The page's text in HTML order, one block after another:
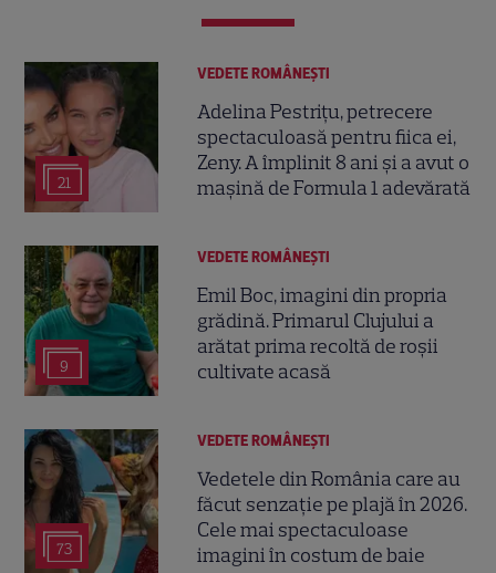
21
VEDETE ROMÂNEŞTI
Adelina Pestrițu, petrecere
spectaculoasă pentru fiica ei,
Zeny. A împlinit 8 ani și a avut o
mașină de Formula 1 adevărată
9
VEDETE ROMÂNEŞTI
Emil Boc, imagini din propria
grădină. Primarul Clujului a
arătat prima recoltă de roșii
cultivate acasă
73
VEDETE ROMÂNEŞTI
Vedetele din România care au
făcut senzație pe plajă în 2026.
Cele mai spectaculoase
imagini în costum de baie